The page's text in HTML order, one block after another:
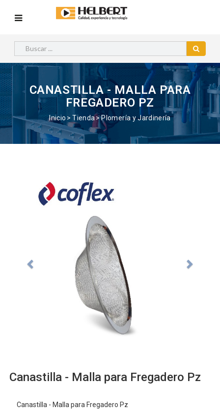
CANASTILLA - MALLA PARA
FREGADERO PZ
Inicio Tienda Plomería y Jardinería
Canastilla - Malla para Fregadero Pz
Canastilla - Malla para Fregadero Pz